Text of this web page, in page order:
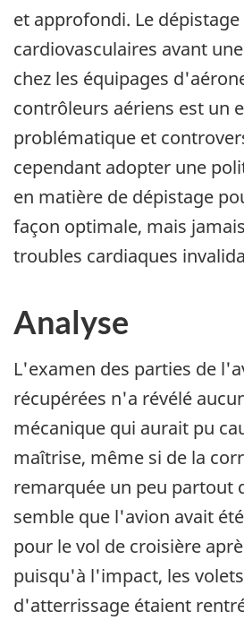
et approfondi. Le
cardiovasculaires avant
chez les équipages
contrôleurs aériens est un
problématique et
cependant adopter une
en matière de dépistage
façon optimale, mais
troubles cardiaques
Analyse
L'examen des parties de
récupérées n'a révélé
mécanique qui aurait pu
maîtrise, même si de la
remarquée un peu partout
semble que l'avion avait
pour le vol de croisière
puisqu'à l'impact, les
d'atterrissage étaient